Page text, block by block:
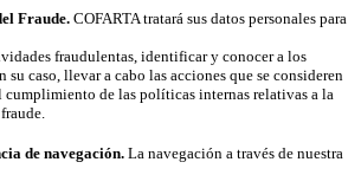
Fraude. COFARTA tratará sus datos personales para
fraudulentas, identificar y conocer a los
caso, llevar a cabo las acciones que se consideren
de las políticas internas relativas a la
de navegación. La navegación a través de nuestra